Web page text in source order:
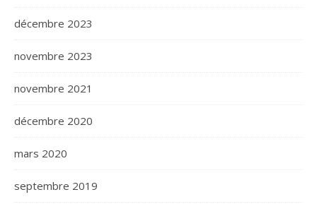
décembre 2023
novembre 2023
novembre 2021
décembre 2020
mars 2020
septembre 2019